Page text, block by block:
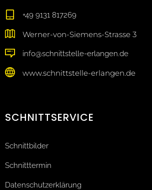
+49 9131 817269
Werner-von-Siemens-Strasse 3
info@schnittstelle-erlangen.de
www.schnittstelle-erlangen.de
SCHNITTSERVICE
Schnittbilder
Schnitttermin
Datenschutzerklärung